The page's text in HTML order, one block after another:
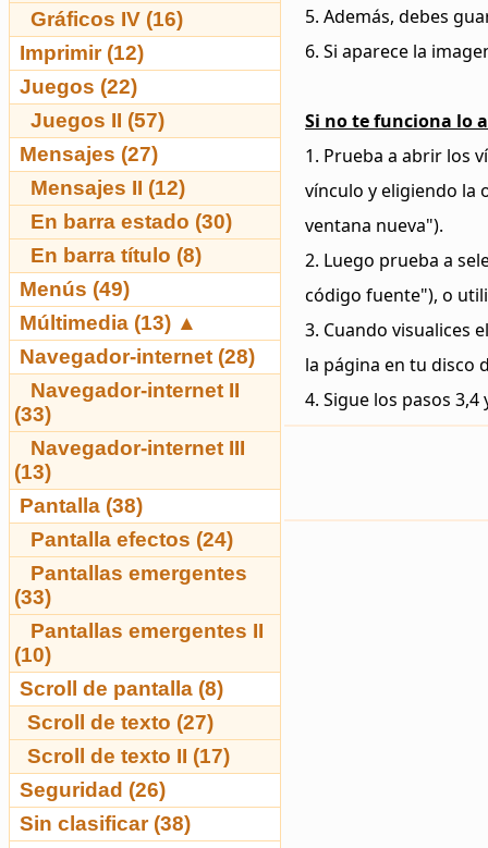
Gráficos IV (16)
Imprimir (12)
Juegos (22)
Juegos II (57)
Mensajes (27)
Mensajes II (12)
En barra estado (30)
En barra título (8)
Menús (49)
Múltimedia (13) ▲
Navegador-internet (28)
Navegador-internet II
(33)
Navegador-internet III
(13)
Pantalla (38)
Pantalla efectos (24)
Pantallas emergentes
(33)
Pantallas emergentes II
(10)
Scroll de pantalla (8)
Scroll de texto (27)
Scroll de texto II (17)
Seguridad (26)
Sin clasificar (38)
5. Además, debes
6. Si aparece la
Si no te funciona lo
1. Prueba a abrir los
vínculo y eligiendo la
ventana nueva").
2. Luego prueba a
código fuente"), o
3. Cuando visualices
la página en tu disco
4. Sigue los pasos